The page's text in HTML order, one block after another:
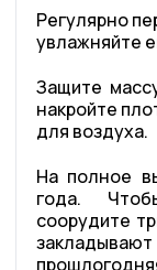
Регулярно
увлажняйте
Защите
накройте
для воздуха.
На полное
года.
соорудите